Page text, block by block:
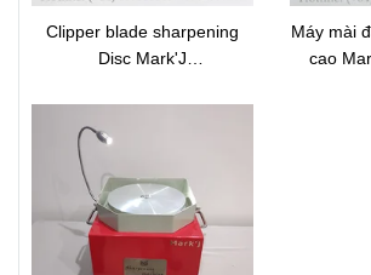
Clipper blade sharpening
Disc Mark'J
Máy mài
cao